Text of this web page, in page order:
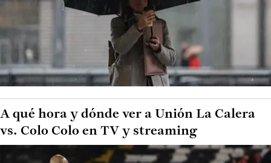
A qué hora y dónde ver a Unión La Calera
vs. Colo Colo en TV y streaming